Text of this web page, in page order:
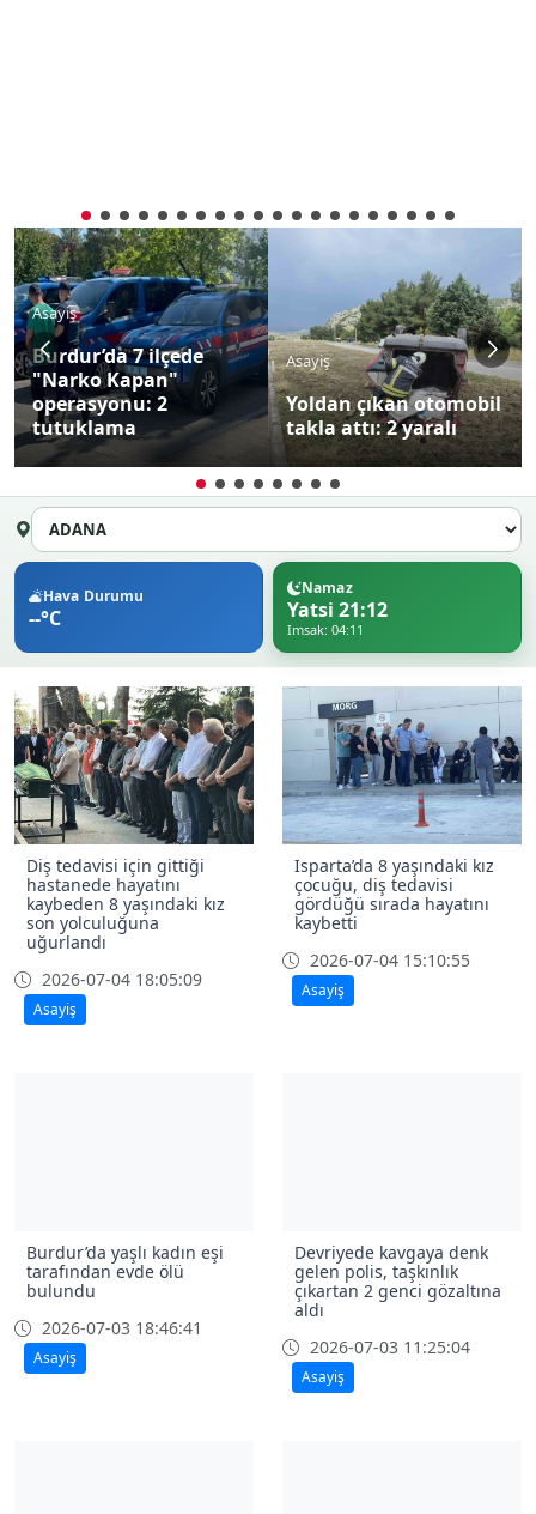
Asayiş
Burdur’da 7 ilçede
"Narko Kapan"
operasyonu: 2
tutuklama
Asayiş
Yoldan çıkan otomobil
takla attı: 2 yaralı
Hava Durumu
--°C
Namaz
Yatsi 21:12
Imsak: 04:11
Diş tedavisi için gittiği
hastanede hayatını
kaybeden 8 yaşındaki kız
son yolculuğuna
uğurlandı
2026-07-04 18:05:09
Asayiş
Isparta’da 8 yaşındaki kız
çocuğu, diş tedavisi
gördüğü sırada hayatını
kaybetti
2026-07-04 15:10:55
Asayiş
Burdur’da yaşlı kadın eşi
tarafından evde ölü
bulundu
2026-07-03 18:46:41
Asayiş
Devriyede kavgaya denk
gelen polis, taşkınlık
çıkartan 2 genci gözaltına
aldı
2026-07-03 11:25:04
Asayiş